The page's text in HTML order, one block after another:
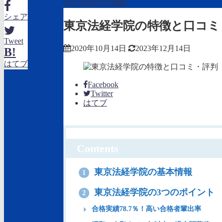
シェア
Tweet
B!
はてブ
おすすめの予備校
東京法経学院の特徴と口コ
2020年10月14日 2023年12月14日
Facebook
Twitter
はてブ
Contents
1 東京法経学院の基本情報
2 東京法経学院の3つのポイント
合格実績78.7％！高い合格者輩出率